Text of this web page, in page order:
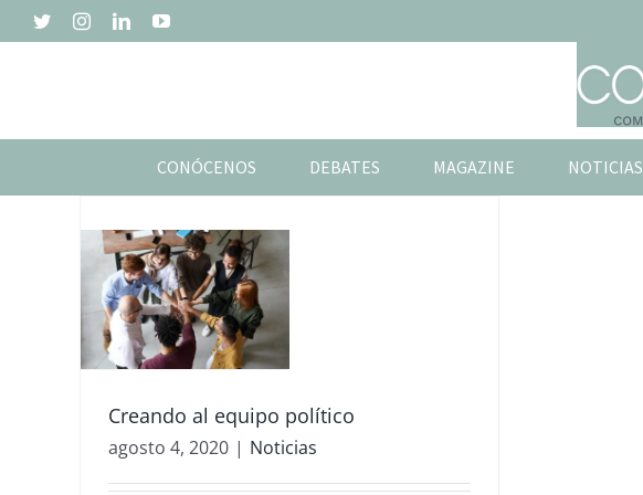
Saltar
al
TwitterInstagramLinkedInYouTube
CONÓCENOS DEBATES MAGAZINE NOTICIAS
Creando al equipo político
agosto 4, 2020 | Noticias